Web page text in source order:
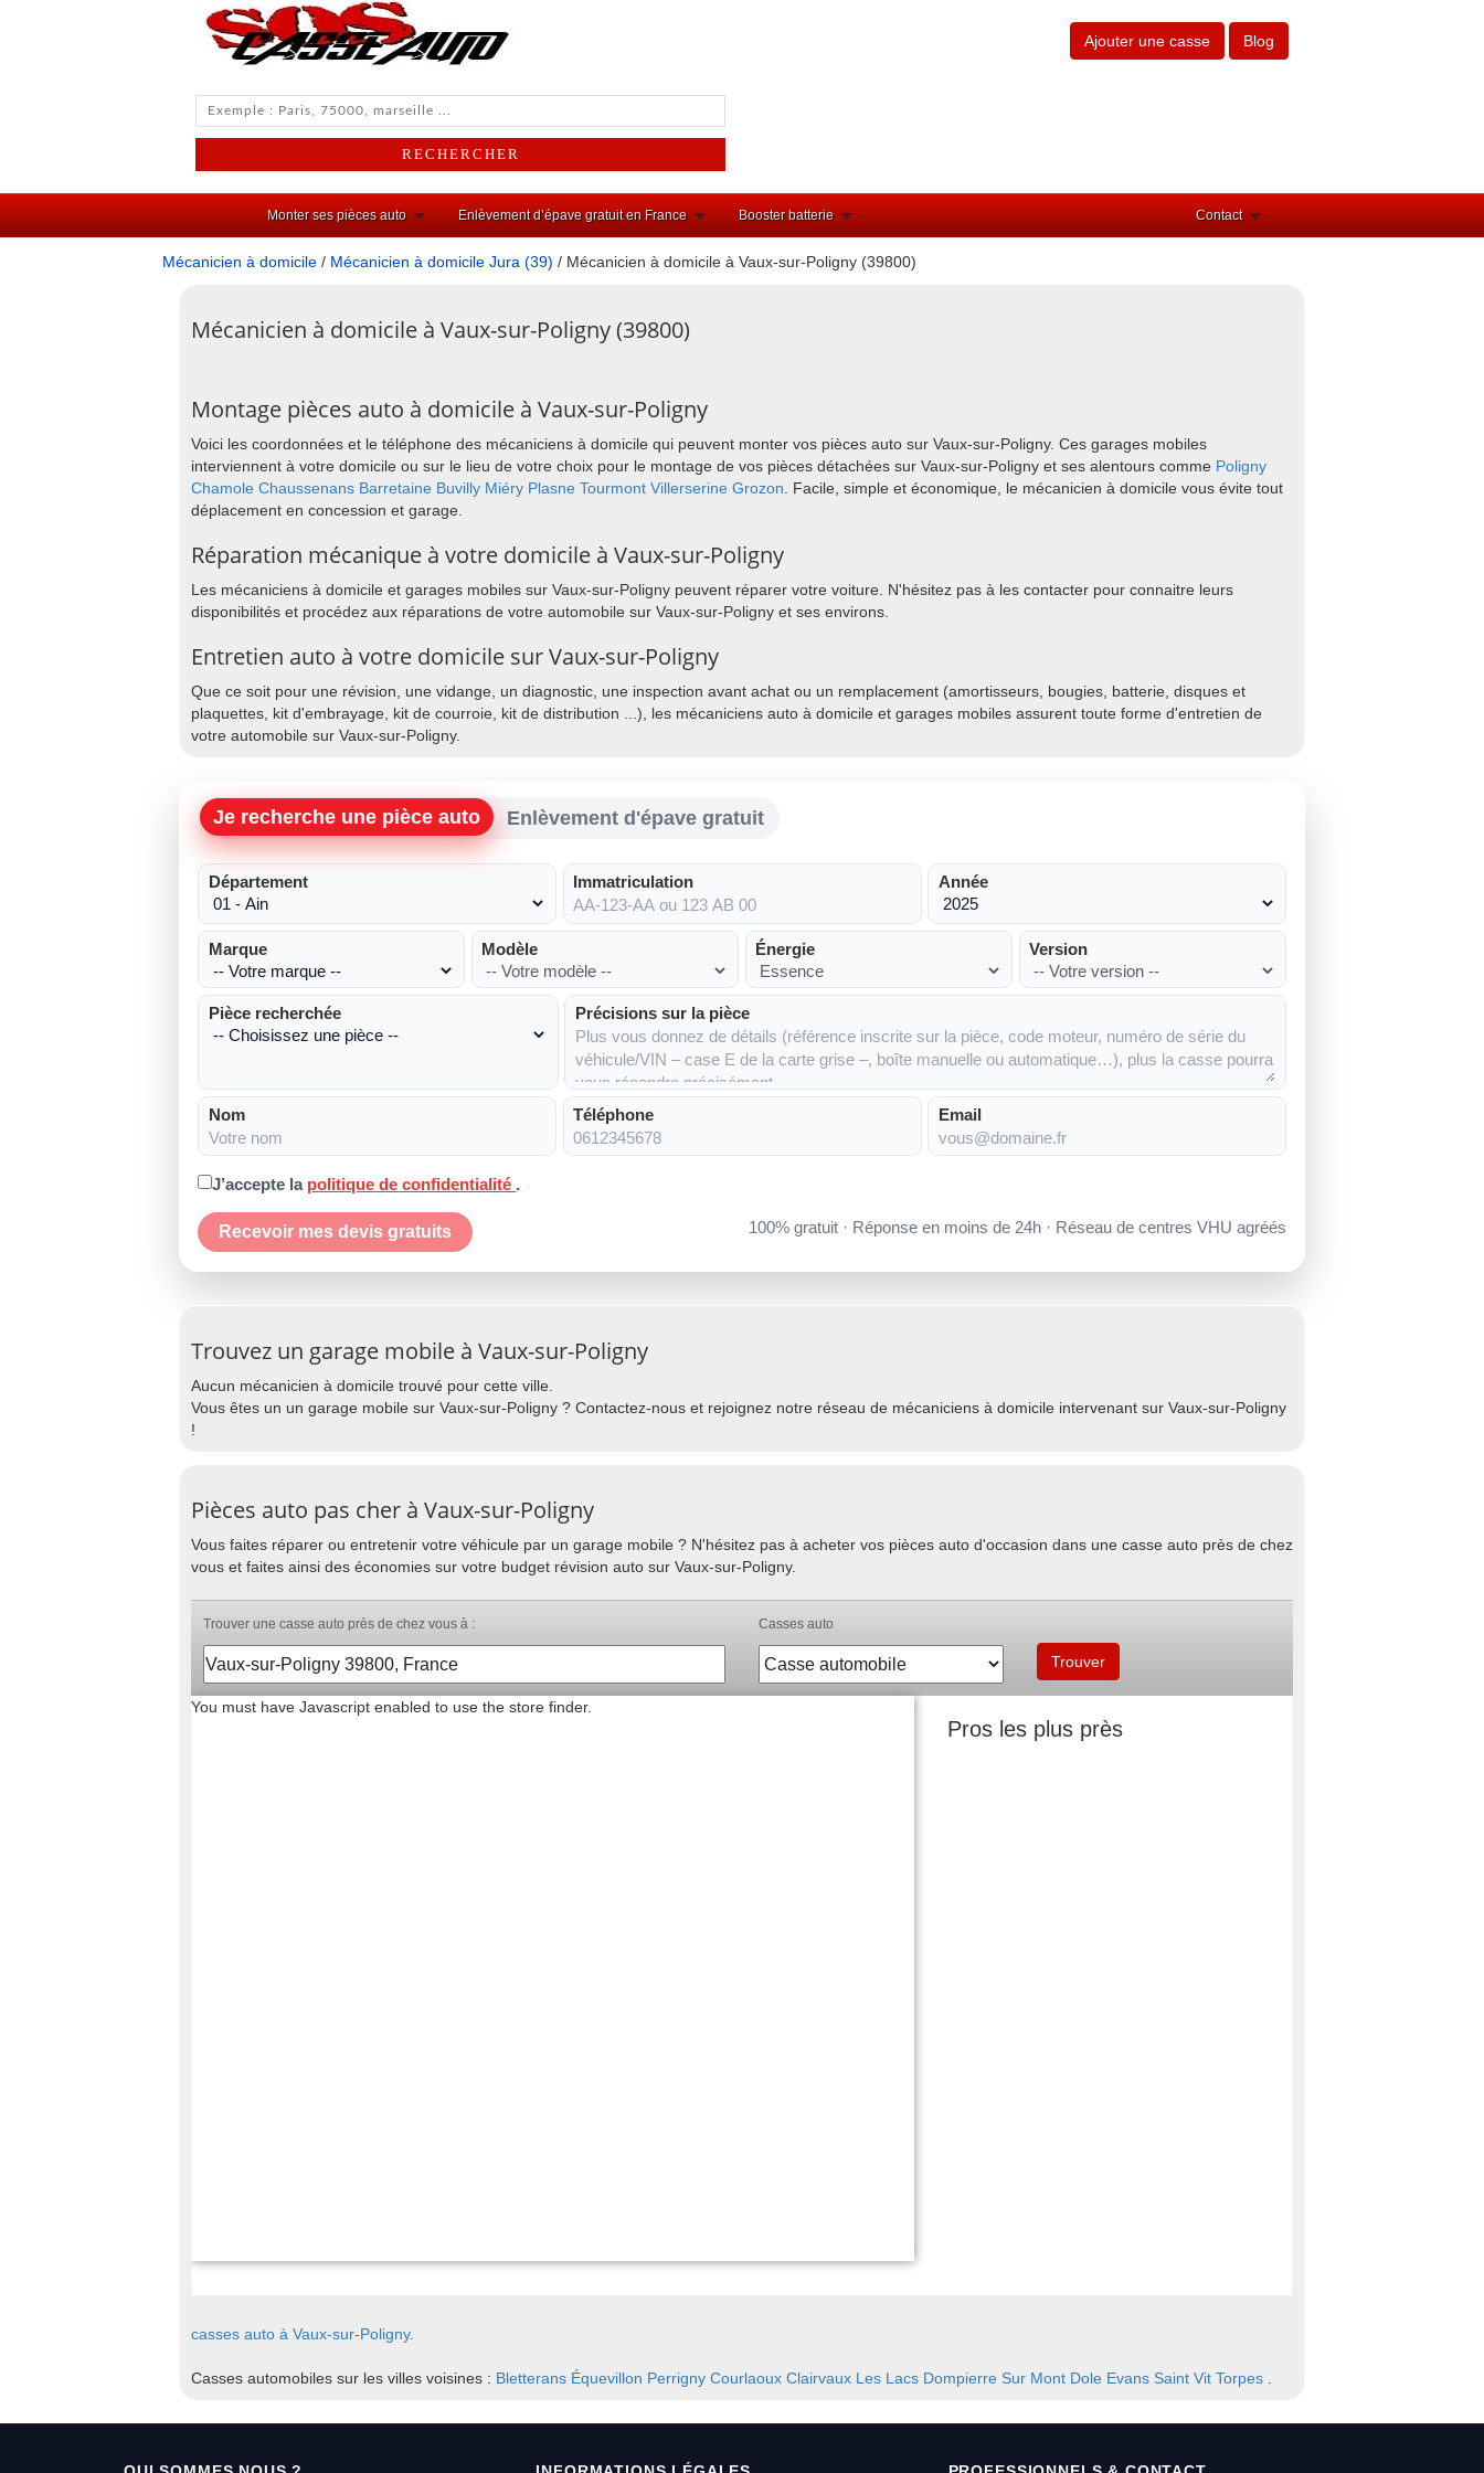
Ajouter une casse Blog
Monter ses pièces auto Enlèvement d’épave gratuit en France Booster batterie Contact
Mécanicien à domicile / Mécanicien à domicile Jura (39) / Mécanicien à domicile à Vaux-sur-Poligny (39800)
Mécanicien à domicile à Vaux-sur-Poligny (39800)
Montage pièces auto à domicile à Vaux-sur-Poligny
Voici les coordonnées et le téléphone des mécaniciens à domicile qui peuvent monter vos pièces auto sur Vaux-sur-Poligny. Ces garages mobiles
interviennent à votre domicile ou sur le lieu de votre choix pour le montage de vos pièces détachées sur Vaux-sur-Poligny et ses alentours comme Poligny
Chamole Chaussenans Barretaine Buvilly Miéry Plasne Tourmont Villerserine Grozon . Facile, simple et économique, le mécanicien à domicile vous évite tout
déplacement en concession et garage.
Réparation mécanique à votre domicile à Vaux-sur-Poligny
Les mécaniciens à domicile et garages mobiles sur Vaux-sur-Poligny peuvent réparer votre voiture. N'hésitez pas à les contacter pour connaitre leurs
disponibilités et procédez aux réparations de votre automobile sur Vaux-sur-Poligny et ses environs.
Entretien auto à votre domicile sur Vaux-sur-Poligny
Que ce soit pour une révision, une vidange, un diagnostic, une inspection avant achat ou un remplacement (amortisseurs, bougies, batterie, disques et
plaquettes, kit d'embrayage, kit de courroie, kit de distribution ...), les mécaniciens auto à domicile et garages mobiles assurent toute forme d'entretien de
votre automobile sur Vaux-sur-Poligny.
Je recherche une pièce auto Enlèvement d'épave gratuit
Département Immatriculation Année
Marque Modèle Énergie Version
Pièce recherchée Précisions sur la pièce
Nom Téléphone Email
J’accepte la politique de confidentialité .
Recevoir mes devis gratuits 100% gratuit · Réponse en moins de 24h · Réseau de centres VHU agréés
Trouvez un garage mobile à Vaux-sur-Poligny
Aucun mécanicien à domicile trouvé pour cette ville.
Vous êtes un un garage mobile sur Vaux-sur-Poligny ? Contactez-nous et rejoignez notre réseau de mécaniciens à domicile intervenant sur Vaux-sur-Poligny
!
Pièces auto pas cher à Vaux-sur-Poligny
Vous faites réparer ou entretenir votre véhicule par un garage mobile ? N'hésitez pas à acheter vos pièces auto d'occasion dans une casse auto près de chez
vous et faites ainsi des économies sur votre budget révision auto sur Vaux-sur-Poligny.
casses auto à Vaux-sur-Poligny.
Casses automobiles sur les villes voisines : Bletterans Équevillon Perrigny Courlaoux Clairvaux Les Lacs Dompierre Sur Mont Dole Evans Saint Vit Torpes